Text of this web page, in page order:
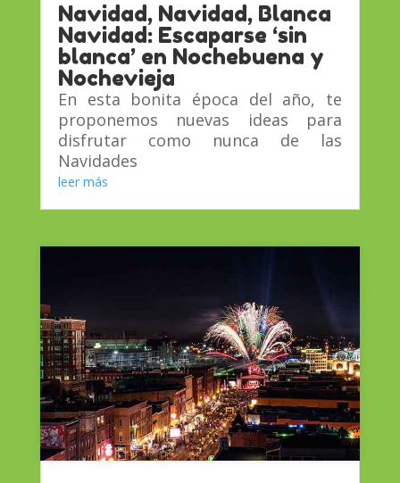
Navidad, Navidad, Blanca
Navidad: Escaparse ‘sin
blanca’ en Nochebuena y
Nochevieja
En esta bonita época del año, te
proponemos nuevas ideas para
disfrutar como nunca de las
Navidades
leer más